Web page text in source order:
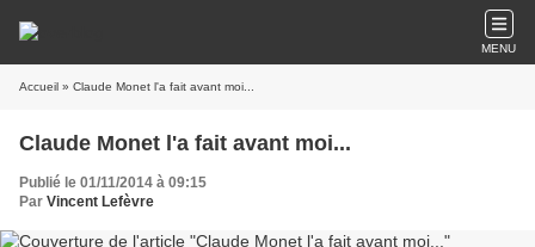
MENU
Accueil » Claude Monet l'a fait avant moi...
Claude Monet l'a fait avant moi...
Publié le 01/11/2014 à 09:15
Par Vincent Lefèvre